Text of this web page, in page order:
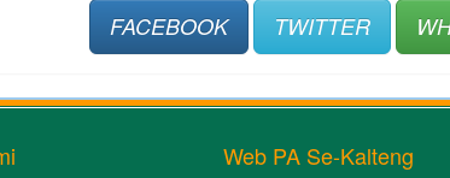
FACEBOOK TWITTER
Web PA Se-Kalteng